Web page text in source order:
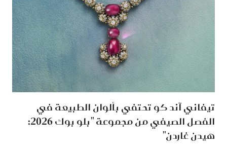
تيفاني آند كو تحتفي بألوان الطبيعة في
الفصل الصيفي من مجموعة "بلو بوك 2026:
هيدن غاردن"